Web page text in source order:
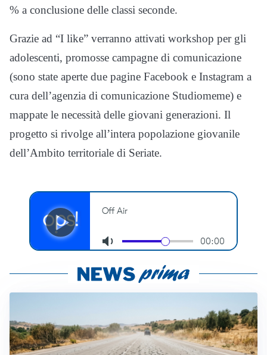
% a conclusione delle classi seconde.
Grazie ad “I like” verranno attivati workshop per gli
adolescenti, promosse campagne di comunicazione
(sono state aperte due pagine Facebook e Instagram a
cura dell’agenzia di comunicazione Studiomeme) e
mappate le necessità delle giovani generazioni. Il
progetto si rivolge all’intera popolazione giovanile
dell’Ambito territoriale di Seriate.